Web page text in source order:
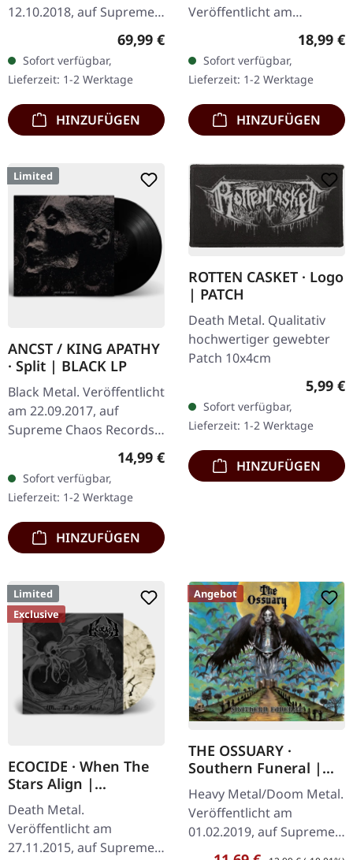
12.10.2018, auf Supreme
Chaos Records. Eine
noble Box, die die beiden
Agrypnie-Alben
"Grenzgænger" und…
Regulärer Preis:
69,99 €
Sofort verfügbar,
Lieferzeit: 1-2 Werktage
HINZUFÜGEN
Veröffentlicht am
15.09.2023, auf Supreme
Schwarzes Vinyl mit Insert
und schwerem einfachen
Cover.…
18,99 €
Sofort verfügbar,
Lieferzeit: 1-2 Werktage
HINZUFÜGEN
Limited
ANCST / KING APATHY
· Split | BLACK LP
Black Metal. Veröffentlicht
am 22.09.2017, auf
Supreme Chaos Records.
Schwarzes Vinyl, limitiert
handnummerierte
Exemplare. Diese…
Regulärer Preis:
14,99 €
Sofort verfügbar,
Lieferzeit: 1-2 Werktage
HINZUFÜGEN
ROTTEN CASKET · Logo
| PATCH
Death Metal. Qualitativ
hochwertiger gewebter
Patch 10x4cm
5,99 €
Sofort verfügbar,
Lieferzeit: 1-2 Werktage
HINZUFÜGEN
Limited
Exclusive
ECOCIDE · When The
Stars Align |
STARDUST 7" EP
Death Metal.
Veröffentlicht am
27.11.2015, auf Supreme
Angebot
THE OSSUARY ·
Southern Funeral |
DIGIPAK CD
Heavy Metal/Doom Metal.
Veröffentlicht am
01.02.2019, auf Supreme
Chaos Records.Regulärer Preis: